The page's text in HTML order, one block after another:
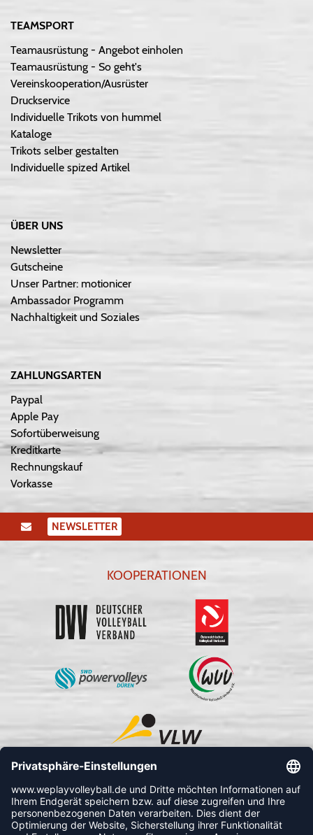
TEAMSPORT
Teamausrüstung - Angebot einholen
Teamausrüstung - So geht's
Vereinskooperation/Ausrüster
Druckservice
Individuelle Trikots von hummel
Kataloge
Trikots selber gestalten
Individuelle spized Artikel
ÜBER UNS
Newsletter
Gutscheine
Unser Partner: motionicer
Ambassador Programm
Nachhaltigkeit und Soziales
ZAHLUNGSARTEN
Paypal
Apple Pay
Sofortüberweisung
Kreditkarte
Rechnungskauf
Vorkasse
NEWSLETTER
KOOPERATIONEN
FOLLOW US